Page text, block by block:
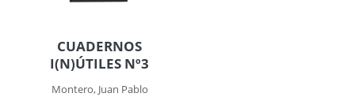
CUADERNOS
I(N)ÚTILES Nº3
Montero, Juan Pablo